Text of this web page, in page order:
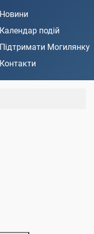
Новини
Календар подій
Підтримати Могилянку
Контакти